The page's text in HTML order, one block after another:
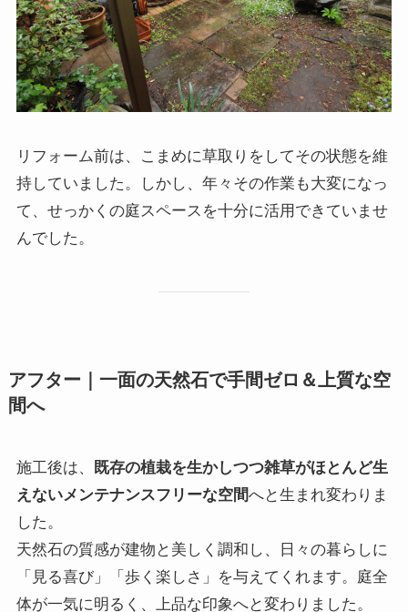
リフォーム前は、こまめに草取りをしてその状態を維
持していました。しかし、年々その作業も大変になっ
て、せっかくの庭スペースを十分に活用できていませ
んでした。
アフター｜一面の天然石で手間ゼロ＆上質な空
間へ
施工後は、
既存の植栽を生かしつつ雑草がほとんど生
えないメンテナンスフリーな空間へと生まれ変わりま
した。
天然石の質感が建物と美しく調和し、日々の暮らしに
「見る喜び」「歩く楽しさ」を与えてくれます。庭全
体が一気に明るく、上品な印象へと変わりました。